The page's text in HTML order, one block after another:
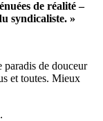
de réalité –
syndicaliste. »
paradis de douceur
et toutes. Mieux